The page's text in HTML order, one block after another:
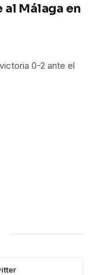
al Málaga en
0-2 ante el